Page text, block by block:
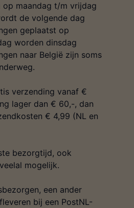
maandag t/m vrijdag
de volgende dag
geplaatst op
worden dinsdag
naar België zijn soms
verzending vanaf €
lager dan € 60,-, dan
€ 4,99 (NL en
bezorgtijd, ook
mogelijk.
een ander
bij een PostNL-